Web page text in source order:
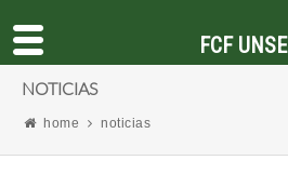
NOTICIAS
home noticias
FCF UNSE